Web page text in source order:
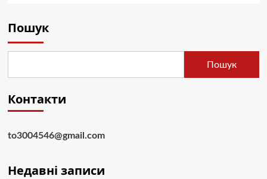
Пошук
Пошук
Контакти
to3004546@gmail.com
Недавні записи